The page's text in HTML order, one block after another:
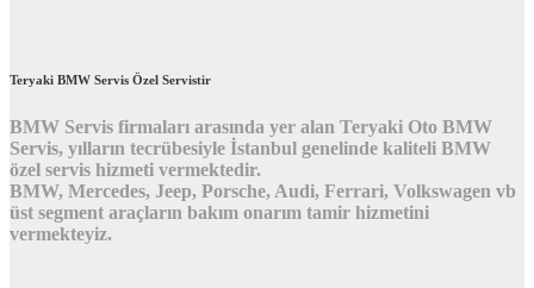
Teryaki BMW Servis Özel Servistir
BMW Servis firmaları arasında yer alan Teryaki Oto BMW
Servis, yılların tecrübesiyle İstanbul genelinde kaliteli BMW
özel servis hizmeti vermektedir.
BMW, Mercedes, Jeep, Porsche, Audi, Ferrari, Volkswagen vb
üst segment araçların bakım onarım tamir hizmetini
vermekteyiz.